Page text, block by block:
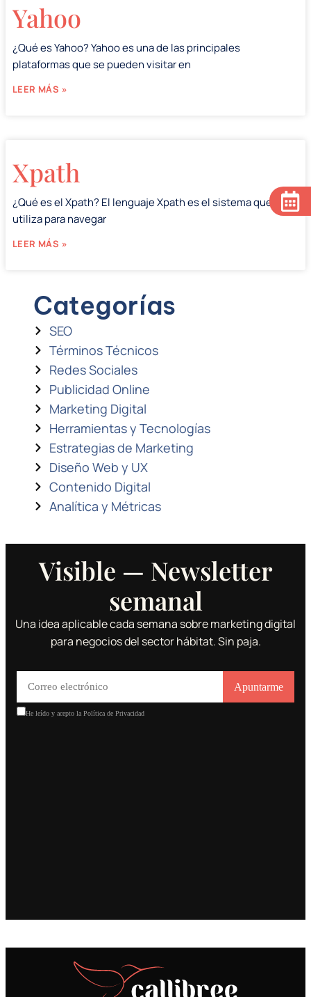
Yahoo
¿Qué es Yahoo? Yahoo es una de las principales
plataformas que se pueden visitar en
LEER MÁS »
Xpath
¿Qué es el Xpath? El lenguaje Xpath es el sistema que se
utiliza para navegar
LEER MÁS »
Categorías
SEO
Términos Técnicos
Redes Sociales
Publicidad Online
Marketing Digital
Herramientas y Tecnologías
Estrategias de Marketing
Diseño Web y UX
Contenido Digital
Analítica y Métricas
Visible — Newsletter
semanal
Una idea aplicable cada semana sobre marketing digital
para negocios del sector hábitat. Sin paja.